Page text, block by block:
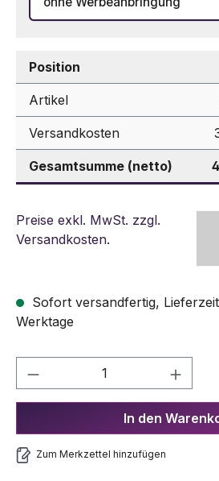
Position
Artikel
Versandkosten
Gesamtsumme (netto)
Preise exkl. MwSt. zzgl.
Versandkosten.
Sofort versandfertig,
Werktage
Produkt Anzahl: Gib
In den
Zum Merkzettel hinzufügen